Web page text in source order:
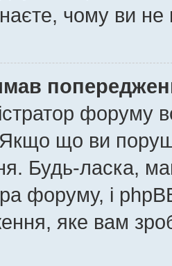
чому ви
форуму
Якщо що ви
Будь-ласка,
форуму, і
яке вам